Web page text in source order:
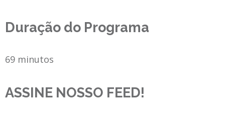
Duração do Programa
69 minutos
ASSINE NOSSO FEED!